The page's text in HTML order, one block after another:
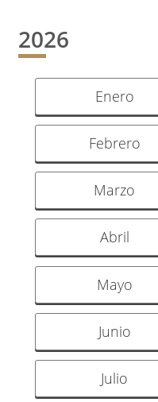
2026
Enero
Febrero
Marzo
Abril
Mayo
Junio
Julio